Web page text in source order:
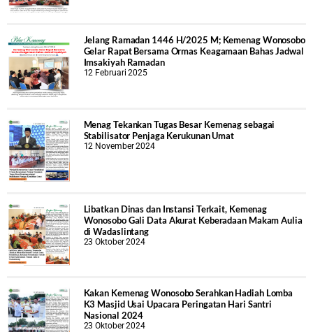
Jelang Ramadan 1446 H/2025 M; Kemenag Wonosobo
Gelar Rapat Bersama Ormas Keagamaan Bahas Jadwal
Imsakiyah Ramadan
12 Februari 2025
Menag Tekankan Tugas Besar Kemenag sebagai
Stabilisator Penjaga Kerukunan Umat
12 November 2024
Libatkan Dinas dan Instansi Terkait, Kemenag
Wonosobo Gali Data Akurat Keberadaan Makam Aulia
di Wadaslintang
23 Oktober 2024
Kakan Kemenag Wonosobo Serahkan Hadiah Lomba
K3 Masjid Usai Upacara Peringatan Hari Santri
Nasional 2024
23 Oktober 2024